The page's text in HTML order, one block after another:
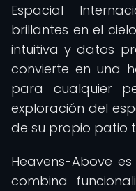
Espacial
brillantes en el
intuitiva y datos
convierte en una
para cualquier
exploración del
de su propio patio
Heavens-Above
combina